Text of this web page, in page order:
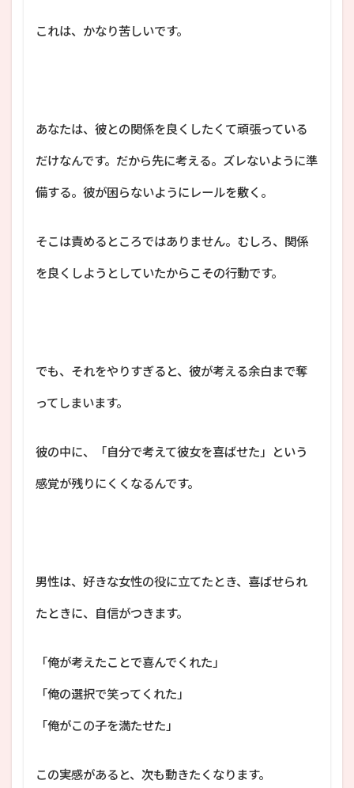
これは、かなり苦しいです。
あなたは、彼との関係を良くしたくて頑張っている
だけなんです。だから先に考える。ズレないように準
備する。彼が困らないようにレールを敷く。
そこは責めるところではありません。むしろ、関係
を良くしようとしていたからこその行動です。
でも、それをやりすぎると、彼が考える余白まで奪
ってしまいます。
彼の中に、「自分で考えて彼女を喜ばせた」という
感覚が残りにくくなるんです。
男性は、好きな女性の役に立てたとき、喜ばせられ
たときに、自信がつきます。
「俺が考えたことで喜んでくれた」
「俺の選択で笑ってくれた」
「俺がこの子を満たせた」
この実感があると、次も動きたくなります。